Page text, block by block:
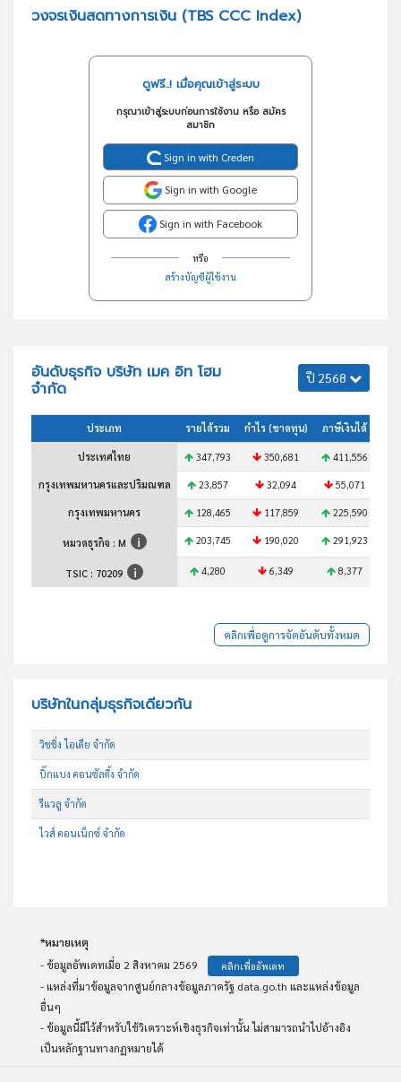
วงจรเงินสดทางการเงิน (TBS CCC Index)
ดูฟรี..! เมื่อคุณเข้าสู่ระบบ
กรุณาเข้าสู่ระบบก่อนการใช้งาน หรือ สมัคร
สมาชิก
Sign in with Creden
Sign in with Google
Sign in with Facebook
หรือ
สร้างบัญชีผู้ใช้งาน
อันดับธุรกิจ บริษัท เมค อิท โฮม
จำกัด
ปี 2568
ประเภท รายได้รวม กำไร (ขาดทุน) ภาษีเงินได้
ประเทศไทย 347,793 350,681 411,556
กรุงเทพมหานครและปริมณฑล 23,857 32,094 55,071
กรุงเทพมหานคร 128,465 117,859 225,590
หมวดธุรกิจ : M 203,745 190,020 291,923
TSIC : 70209 4,280 6,349 8,377
คลิกเพื่อดูการจัดอันดับทั้งหมด
บริษัทในกลุ่มธุรกิจเดียวกัน
วิชชิ่ง ไอเดีย จำกัด
บิ๊กแบง คอนซัลติ้ง จำกัด
รีแวลู จำกัด
ไวส์ คอนเน็กซ์ จำกัด
*หมายเหตุ
- ข้อมูลอัพเดทเมื่อ 2 สิงหาคม 2569
คลิกเพื่ออัพเดท
- แหล่งที่มาข้อมูลจากศูนย์กลางข้อมูลภาครัฐ data.go.th และแหล่งข้อมูล
อื่นๆ
- ข้อมูลนี้มีไว้สำหรับใช้วิเคราะห์เชิงธุรกิจเท่านั้น ไม่สามารถนำไปอ้างอิง
เป็นหลักฐานทางกฏหมายได้